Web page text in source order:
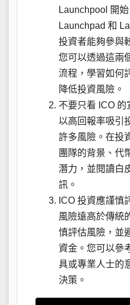
Launchpool 開
Launchpad 和
投資者能夠參與
您可以透過這兩
流程，學習如何
降低投資風險。
不要只看 ICO 的
以高回報率吸引
許多風險。在投
團隊的背景、代
潛力，並閱讀白
訊。
ICO 投資應謹慎
風險遠高於傳統
慎評估風險，並
資金。您可以參
具或專業人士的
決策。